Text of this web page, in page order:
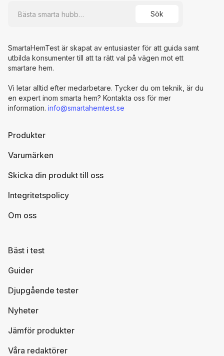
Bäst i test
Guider
Djupgående tester
Nyheter
Jämför produkter
Våra redaktörer
Produkter
Varumärken
Skicka din produkt till oss
Integritetspolicy
Om oss
SmartaHemTest är skapat av entusiaster för att guida samt
utbilda konsumenter till att ta rätt val på vägen mot ett
smartare hem.
Vi letar alltid efter medarbetare. Tycker du om teknik, är du
en expert inom smarta hem? Kontakta oss för mer
information. info@smartahemtest.se